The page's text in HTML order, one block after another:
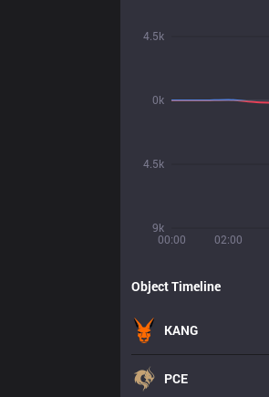
00:00 02:00
9k
4.5k
0k
4.5k
Object Timeline
KANG
PCE